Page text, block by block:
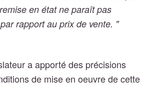
en état ne paraît pas
rapport au prix de vente. "
a apporté des précisions
de mise en oeuvre de cette